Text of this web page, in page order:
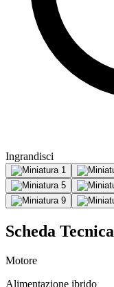
Ingrandisci
Scheda Tecnica
Motore
Alimentazione ibrido